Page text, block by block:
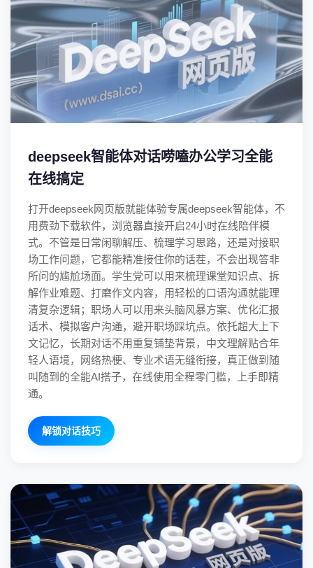
deepseek智能体对话唠嗑办公学习全能
在线搞定
打开deepseek网页版就能体验专属deepseek智能体，不
用费劲下载软件，浏览器直接开启24小时在线陪伴模
式。不管是日常闲聊解压、梳理学习思路，还是对接职
场工作问题，它都能精准接住你的话茬，不会出现答非
所问的尴尬场面。学生党可以用来梳理课堂知识点、拆
解作业难题、打磨作文内容，用轻松的口语沟通就能理
清复杂逻辑；职场人可以用来头脑风暴方案、优化汇报
话术、模拟客户沟通，避开职场踩坑点。依托超大上下
文记忆，长期对话不用重复铺垫背景，中文理解贴合年
轻人语境，网络热梗、专业术语无缝衔接，真正做到随
叫随到的全能AI搭子，在线使用全程零门槛，上手即精
通。
解锁对话技巧